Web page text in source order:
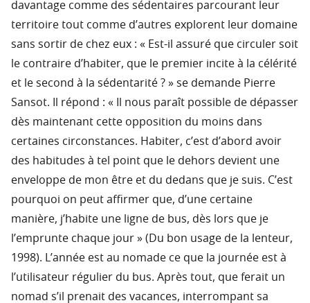
davantage comme des sédentaires parcourant leur
territoire tout comme d’autres explorent leur domaine
sans sortir de chez eux : « Est-il assuré que circuler soit
le contraire d’habiter, que le premier incite à la célérité
et le second à la sédentarité ? » se demande Pierre
Sansot. Il répond : « Il nous paraît possible de dépasser
dès maintenant cette opposition du moins dans
certaines circonstances. Habiter, c’est d’abord avoir
des habitudes à tel point que le dehors devient une
enveloppe de mon être et du dedans que je suis. C’est
pourquoi on peut affirmer que, d’une certaine
manière, j’habite une ligne de bus, dès lors que je
l’emprunte chaque jour » (Du bon usage de la lenteur,
1998). L’année est au nomade ce que la journée est à
l’utilisateur régulier du bus. Après tout, que ferait un
nomad s’il prenait des vacances, interrompant sa